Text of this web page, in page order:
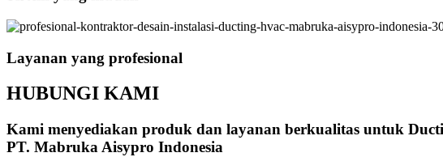
Layanan yang profesional
HUBUNGI KAMI
Kami menyediakan produk dan layanan berkualitas untuk
PT. Mabruka Aisypro Indonesia